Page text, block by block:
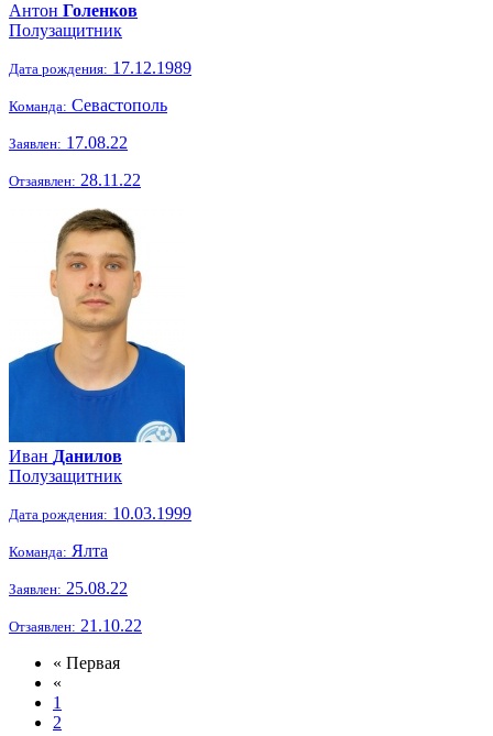
Антон Голенков
Полузащитник
Дата рождения: 17.12.1989
Команда: Севастополь
Заявлен: 17.08.22
Отзаявлен: 28.11.22
Иван Данилов
Полузащитник
Дата рождения: 10.03.1999
Команда: Ялта
Заявлен: 25.08.22
Отзаявлен: 21.10.22
« Первая
«
1
2